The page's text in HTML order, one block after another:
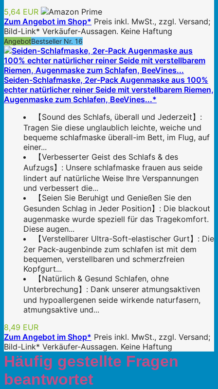
5,64 EUR
Zum Angebot im Shop* Preis inkl. MwSt., zzgl. Versand;
Bild-Link* Verkäufer-Aussagen. Keine Haftung
AngebotBestseller Nr. 16
Seiden-Schlafmaske, 2er-Pack Augenmaske aus 100%
echter natürlicher reiner Seide mit verstellbarem Riemen,
Augenmaske zum Schlafen, BeeVines...*
【Sound des Schlafs, überall und Jederzeit】:
Tragen Sie diese unglaublich leichte, weiche und
bequeme schlafmaske überall-im Bett, im Flug, auf
einer...
【Verbesserter Geist des Schlafs & des
Aufzugs】: Unsere schlafmaske frauen aus seide
lindert auf natürliche Weise Ihre Verspannungen
und verbessert die...
【Seien Sie Beruhigt und Genießen Sie den
Gesunden Schlag in Jeder Position】: Die blackout
augenmaske wurde speziell für das Tragekomfort.
Diese augen...
【Verstellbarer Ultra-Soft-elastischer Gurt】: Die
2er Pack-augenbinde zum schlafen ist mit dem
bequemen, verstellbaren und schmerzfreien
Kopfgurt...
【Natürlich & Gesund Schlafen, ohne
Unterbrechung】: Dank unserer atmungsaktiven
und hypoallergenen seide wirkende naturfasern,
atmungsaktive und...
8,49 EUR
Zum Angebot im Shop* Preis inkl. MwSt., zzgl. Versand;
Bild-Link* Verkäufer-Aussagen. Keine Haftung
Häufig gestellte Fragen
beantwortet